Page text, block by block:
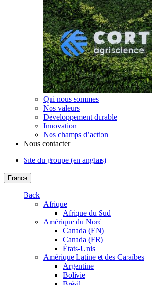
Qui nous sommes
Nos valeurs
Développement durable
Innovation
Nos champs d’action
Nous contacter
Site du groupe (en anglais)
France
Back
Afrique
Afrique du Sud
Amérique du Nord
Canada (EN)
Canada (FR)
États-Unis
Amérique Latine et des Caraïbes
Argentine
Bolivie